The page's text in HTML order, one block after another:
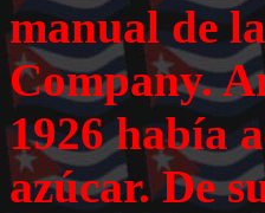
manual de
Company.
1926 había
azúcar. De